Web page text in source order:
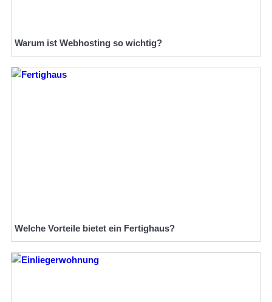
Warum ist Webhosting so wichtig?
Welche Vorteile bietet ein Fertighaus?